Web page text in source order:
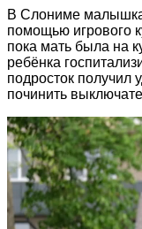
В Слониме малышка
помощью игрового
пока мать была на
ребёнка
подросток получил
починить